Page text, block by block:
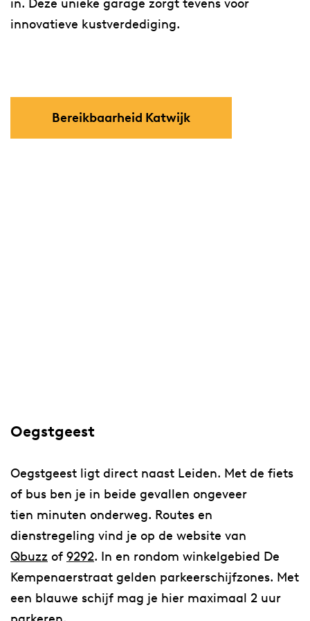
in. Deze unieke garage zorgt tevens voor
innovatieve kustverdediging.
Bereikbaarheid Katwijk
Oegstgeest
Oegstgeest ligt direct naast Leiden. Met de fiets
of bus ben je in beide gevallen ongeveer
tien minuten onderweg. Routes en
dienstregeling vind je op de website van
Qbuzz of 9292. In en rondom winkelgebied De
Kempenaerstraat gelden parkeerschijfzones. Met
een blauwe schijf mag je hier maximaal 2 uur